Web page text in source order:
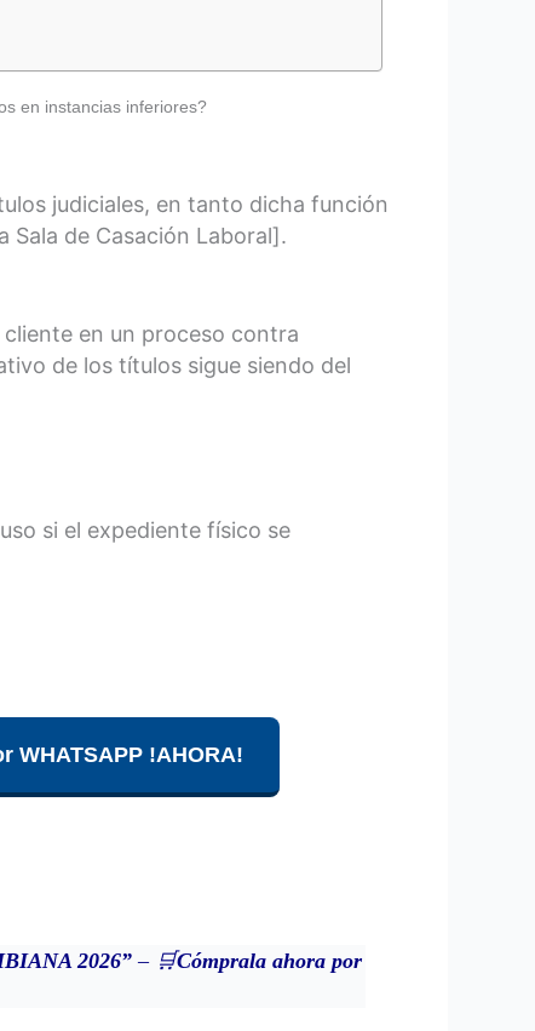
en instancias inferiores?
judiciales, en tanto dicha función
Sala de Casación Laboral].
en un proceso contra
de los títulos sigue siendo del
si el expediente físico se
WHATSAPP !AHORA!
2026”– 🛒Cómprala ahora por